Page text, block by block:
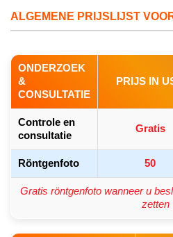
ALGEMENE PRIJSLIJST
ONDERZOEK
&
CONSULTATIE
PRIJS IN
Controle en
consultatie
Gratis
Röntgenfoto 50
Gratis röntgenfoto wanneer u
zetten